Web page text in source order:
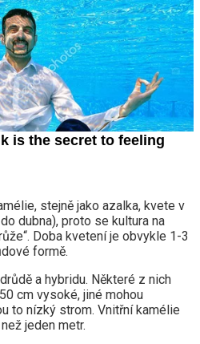
stejně jako azalka, kvete v
dubna), proto se kultura na
Doba kvetení je obvykle 1-3
formě.
a hybridu. Některé z nich
cm vysoké, jiné mohou
to nízký strom. Vnitřní kamélie
jeden metr.